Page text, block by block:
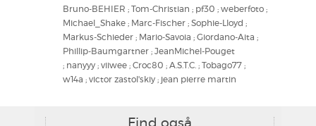
Bruno-BEHIER ; Tom-Christian ; pf30 ; weberfoto ;
Michael_Shake ; Marc-Fischer ; Sophie-Lloyd ;
Markus-Schieder ; Mario-Savoia ; Giordano-Aita ;
Phillip-Baumgartner ; JeanMichel-Pouget
; nanyyy ; viiwee ; Croc80 ; A.S.T.C. ; Tobago77 ;
w14a ; victor zastol'skiy ; jean pierre martin
Find også